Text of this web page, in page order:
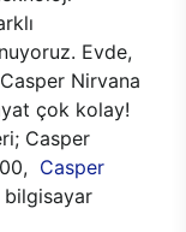
Evde,
Nirvana
çok kolay!
Casper
Casper